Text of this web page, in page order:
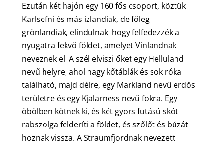
Ezután két hajón egy 160 fős csoport, köztük
Karlsefni és más izlandiak, de főleg
grönlandiak, elindulnak, hogy felfedezzék a
nyugatra fekvő földet, amelyet Vinlandnak
neveznek el. A szél elviszi őket egy Helluland
nevű helyre, ahol nagy kőtáblák és sok róka
található, majd délre, egy Markland nevű erdős
területre és egy Kjalarness nevű fokra. Egy
öbölben kötnek ki, és két gyors futású skót
rabszolga felderíti a földet, és szőlőt és búzát
hoznak vissza. A Straumfjordnak nevezett